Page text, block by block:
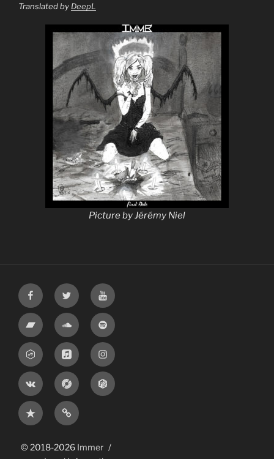
Translated by DeepL
Picture by Jérémy Niel
FacebookTwitter Youtube
BandcampSoundcloud
Spotify
JamendoApple
Music
Instagram
Discogs MusicBrainz
ReverbNation
Spirit
Of
© 2018-2026 Immer